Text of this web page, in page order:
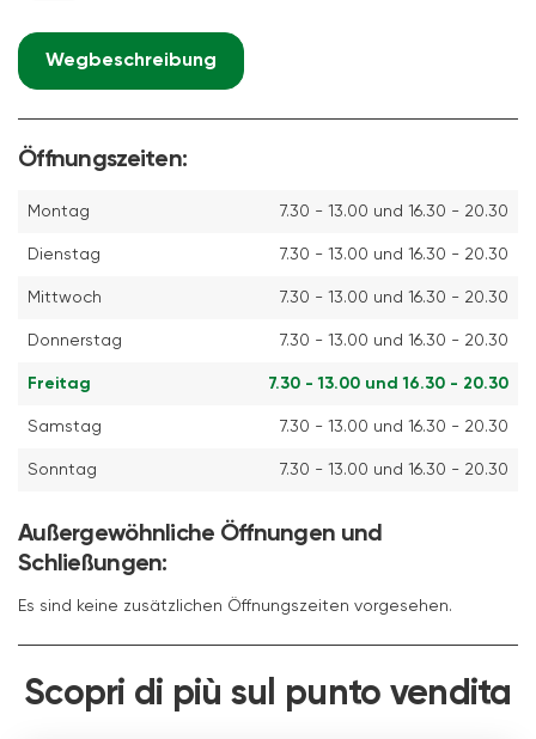
Wegbeschreibung
Öffnungszeiten:
Montag 7.30 - 13.00 und 16.30 - 20.30
Dienstag 7.30 - 13.00 und 16.30 - 20.30
Mittwoch 7.30 - 13.00 und 16.30 - 20.30
Donnerstag 7.30 - 13.00 und 16.30 - 20.30
Freitag 7.30 - 13.00 und 16.30 - 20.30
Samstag 7.30 - 13.00 und 16.30 - 20.30
Sonntag 7.30 - 13.00 und 16.30 - 20.30
Außergewöhnliche Öffnungen und
Schließungen:
Es sind keine zusätzlichen Öffnungszeiten vorgesehen.
Scopri di più sul punto vendita